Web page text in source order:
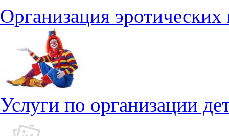
Организация
Услуги по организации